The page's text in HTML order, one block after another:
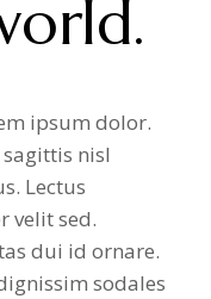
ipsum dolor.
nisl
Lectus
velit sed.
dui id ornare.
sodales